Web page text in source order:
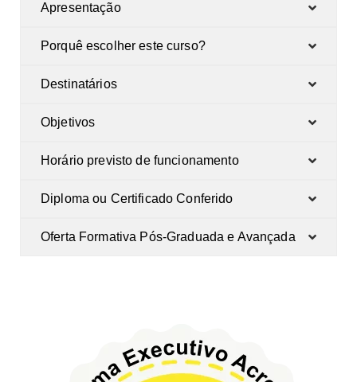
Apresentação
Porquê escolher este curso?
Destinatários
Objetivos
Horário previsto de funcionamento
Diploma ou Certificado Conferido
Oferta Formativa Pós-Graduada e Avançada